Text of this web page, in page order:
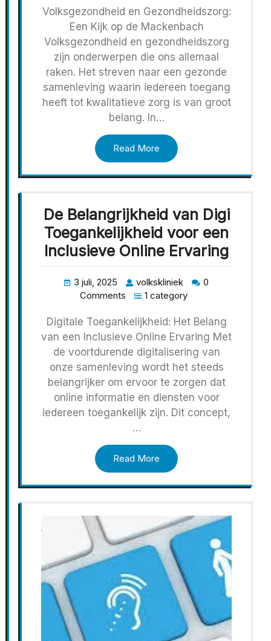
Volksgezondheid en Gezondheidszorg:
Een Kijk op de Mackenbach
Volksgezondheid en gezondheidszorg
zijn onderwerpen die ons allemaal
raken. Het streven naar een gezonde
samenleving waarin iedereen toegang
heeft tot kwalitatieve zorg is van groot
belang. In…
Read More
De Belangrijkheid van Digi
Toegankelijkheid voor een
Inclusieve Online Ervaring
3 juli, 2025 volkskliniek
0
Comments
1 category
Digitale Toegankelijkheid: Het Belang
van een Inclusieve Online Ervaring Met
de voortdurende digitalisering van
onze samenleving wordt het steeds
belangrijker om ervoor te zorgen dat
online informatie en diensten voor
iedereen toegankelijk zijn. Dit concept,
…
Read More